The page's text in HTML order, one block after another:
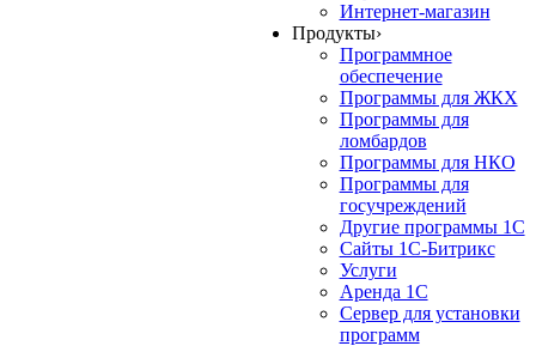
Интернет-магазин
Продукты›
Программное
обеспечение
Программы для ЖКХ
Программы для
ломбардов
Программы для НКО
Программы для
госучреждений
Другие программы 1С
Сайты 1С-Битрикс
Услуги
Аренда 1С
Сервер для установки
программ